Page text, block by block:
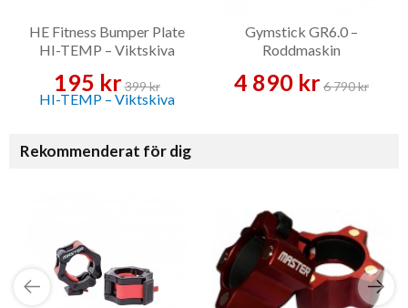
HE Fitness Bumper Plate
HI-TEMP – Viktskiva
195 kr399 kr
Gymstick GR6.0 –
Roddmaskin
4 890 kr6 790 kr
Rekommenderat för dig